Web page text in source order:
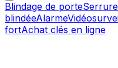
Blindage de porteSerrure
blindéeAlarme
fortAchat clés en ligne